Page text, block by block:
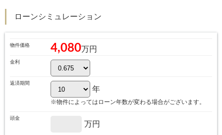
ローンシミュレーション
物件価格 4,080万円
金利
返済期間
年
※物件によってはローン年数が変わる場合がございます。
頭金
万円